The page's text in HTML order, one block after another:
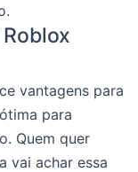
vantagens para
para
Quem quer
vai achar essa